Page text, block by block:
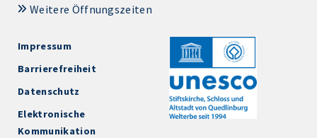
Weitere Öffnungszeiten
Impressum
Barrierefreiheit
Datenschutz
Elektronische
Kommunikation